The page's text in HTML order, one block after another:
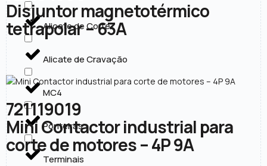
Alicate de Corte
Alicate de Cravação
MC4
Ponteiras
Terminais
Disjuntor magnetotérmico
tetrapolar – 63A
721119019
Mini Contactor industrial para
corte de motores – 4P 9A